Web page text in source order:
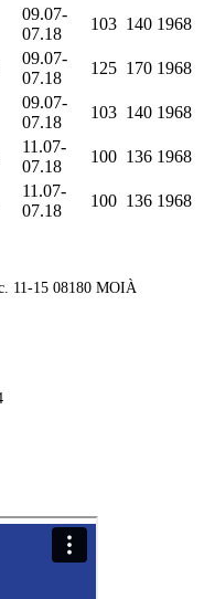
09.07-
07.18
103 140 1968
09.07-
07.18
125 170 1968
09.07-
07.18
103 140 1968
11.07-
07.18
100 136 1968
11.07-
07.18
100 136 1968
11-15 08180 MOIÀ